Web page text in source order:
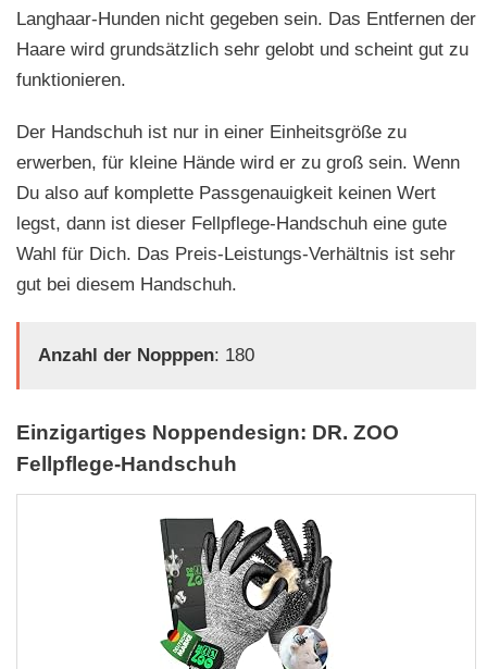
Langhaar-Hunden nicht gegeben sein. Das Entfernen der
Haare wird grundsätzlich sehr gelobt und scheint gut zu
funktionieren.
Der Handschuh ist nur in einer Einheitsgröße zu
erwerben, für kleine Hände wird er zu groß sein. Wenn
Du also auf komplette Passgenauigkeit keinen Wert
legst, dann ist dieser Fellpflege-Handschuh eine gute
Wahl für Dich. Das Preis-Leistungs-Verhältnis ist sehr
gut bei diesem Handschuh.
Anzahl der Nopppen: 180
Einzigartiges Noppendesign: DR. ZOO
Fellpflege-Handschuh